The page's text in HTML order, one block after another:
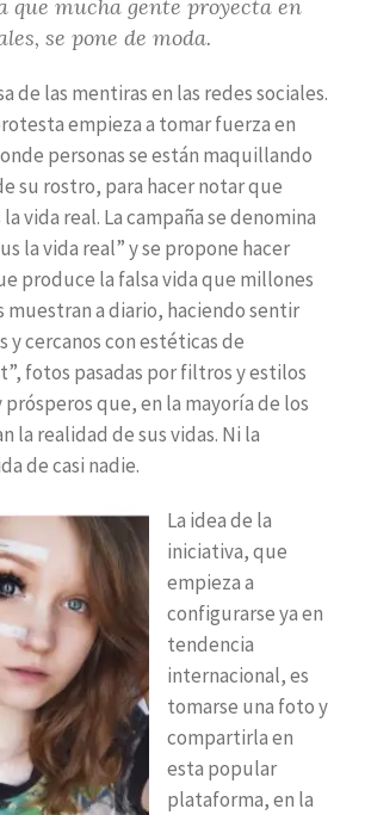
que mucha gente proyecta en
se pone de moda.
de las mentiras en las redes sociales.
empieza a tomar fuerza en
personas se están maquillando
su rostro, para hacer notar que
vida real. La campaña se denomina
la vida real” y se propone hacer
produce la falsa vida que millones
muestran a diario, haciendo sentir
y cercanos con estéticas de
fotos pasadas por filtros y estilos
que, en la mayoría de los
la realidad de sus vidas. Ni la
de casi nadie.
La idea de la
iniciativa, que
empieza a
configurarse ya en
tendencia
internacional, es
tomarse una foto y
compartirla en
esta popular
plataforma, en la